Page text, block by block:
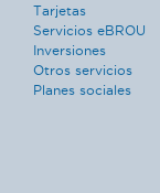
Tarjetas
Servicios eBROU
Inversiones
Otros servicios
Planes sociales